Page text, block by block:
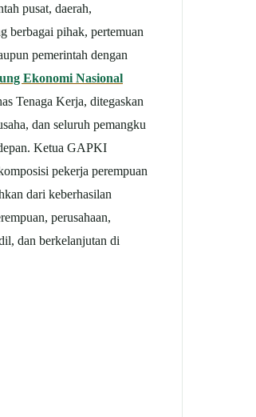
pusat, daerah,
berbagai pihak, pertemuan
pemerintah dengan
Ekonomi Nasional
Tenaga Kerja, ditegaskan
dan seluruh pemangku
Ketua GAPKI
pekerja perempuan
dari keberhasilan
perusahaan,
dan berkelanjutan di